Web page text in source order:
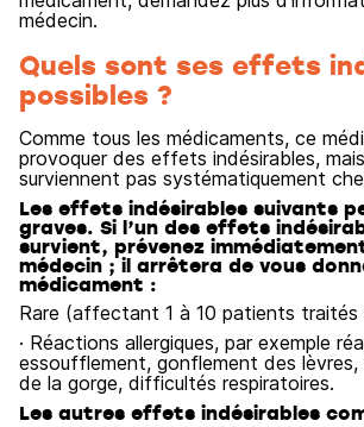
médecin.
Quels sont ses effets
possibles ?
Comme tous les médicaments, ce
provoquer des effets indésirables,
surviennent pas systématiquement
Les effets indésirables suivants
graves. Si l’un des effets
survient, prévenez
médecin ; il arrêtera de vous
médicament :
Rare (affectant 1 à 10 patients traités
· Réactions allergiques, par exemple
essoufflement, gonflement des
de la gorge, difficultés respiratoires.
Les autres effets indésirables